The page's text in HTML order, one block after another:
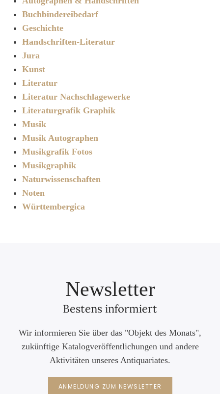
Buchbindereibedarf
Geschichte
Handschriften-Literatur
Jura
Kunst
Literatur
Literatur Nachschlagewerke
Literaturgrafik Graphik
Musik
Musik Autographen
Musikgrafik Fotos
Musikgraphik
Naturwissenschaften
Noten
Württembergica
Newsletter
Bestens informiert
Wir informieren Sie über das "Objekt des Monats",
zukünftige Katalogveröffentlichungen und andere
Aktivitäten unseres Antiquariates.
ANMELDUNG ZUM NEWSLETTER